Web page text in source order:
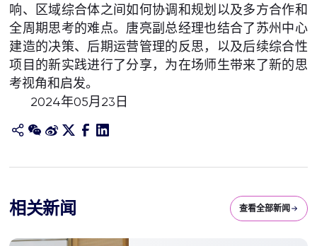
响、区域综合体之间如何协调和规划以及多方合作和
全周期思考的难点。唐亮副总经理也结合了苏州中心
建造的决策、后期运营管理的反思，以及后续综合性
项目的新实践进行了分享，为在场师生带来了新的思
考视角和启发。
2024年05月23日
相关新闻 查看全部新闻